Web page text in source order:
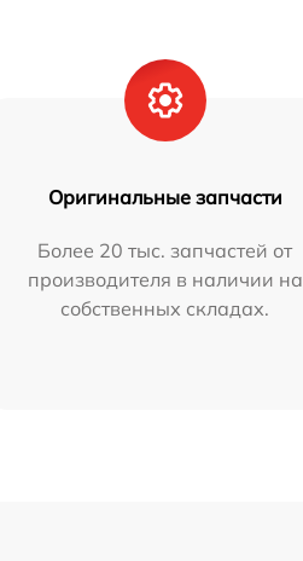
Оригинальные запчасти
Более 20 тыс. запчастей от
производителя в наличии на
собственных складах.